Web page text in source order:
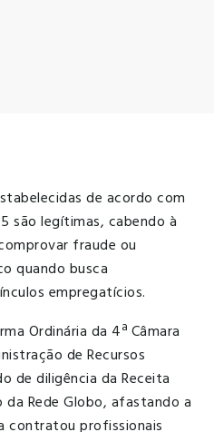
de acordo com
são legítimas, cabendo à
fraude ou
quando busca
empregatícios.
Ordinária da 4ª Câmara
de Recursos
de diligência da Receita
da Rede Globo, afastando a
contratou profissionais